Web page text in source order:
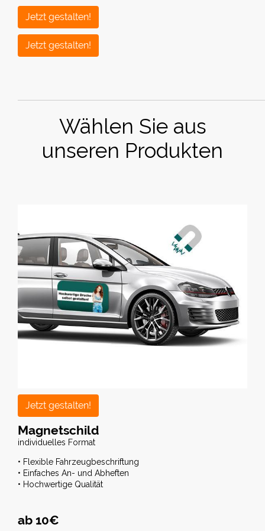
Jetzt gestalten!
Jetzt gestalten!
Wählen Sie aus
unseren Produkten
Jetzt gestalten!
Magnetschild
individuelles Format
• Flexible Fahrzeugbeschriftung
• Einfaches An- und Abheften
• Hochwertige Qualität
ab 10€